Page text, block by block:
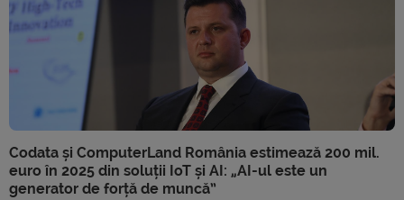
Codata și ComputerLand România estimează 200 mil.
euro în 2025 din soluții IoT și AI: „AI-ul este un
generator de forță de muncă”